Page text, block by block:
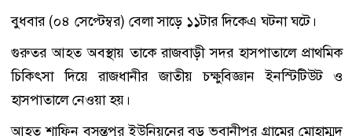
বুধবার (০৪ সেপ্টেম্বর) বেলা সাড়ে ১১টার দিকেএ ঘটনা ঘটে।
গুরুতর আহত অবস্থায় তাকে রাজবাড়ী সদর হাসপাতালে প্রাথমিক
চিকিৎসা দিয়ে রাজধানীর জাতীয় চক্ষুবিজ্ঞান ইনস্টিটিউট ও
হাসপাতালে নেওয়া হয়।
আহত শাফিন বসন্তপুর ইউনিয়নের বড় ভবানীপুর গ্রামের মোহাম্মদ